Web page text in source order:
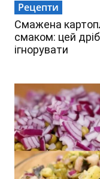
Рецепти
Смажена
смаком: цей
ігнорувати